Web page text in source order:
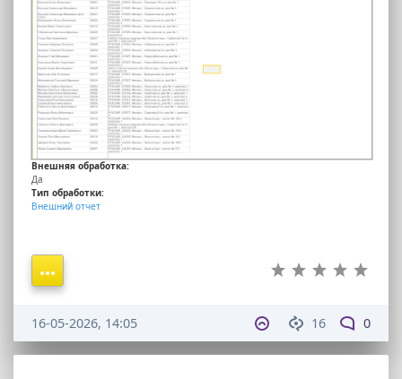
Внешняя обработка:
Да
Тип обработки:
Внешний отчет
16 0
16-05-2026, 14:05